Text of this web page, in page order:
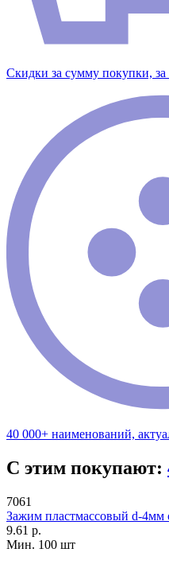
Скидки за сумму покупки, за
40 000+ наименований,
С этим покупают:
7061
Зажим пластмассовый d-4мм
9.61 р.
Мин. 100 шт